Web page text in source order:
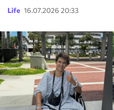
Life 16.07.2026 20:33